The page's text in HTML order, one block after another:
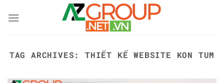
TAG ARCHIVES: THIẾT KẾ WEBSITE KON TUM